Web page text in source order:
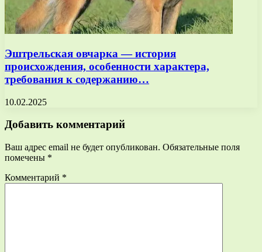
Эштрельская овчарка — история
происхождения, особенности характера,
требования к содержанию…
10.02.2025
Добавить комментарий
Ваш адрес email не будет опубликован. Обязательные поля
помечены *
Комментарий *